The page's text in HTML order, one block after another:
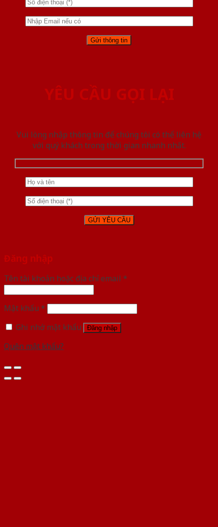
YÊU CẦU GỌI LẠI
Vui lòng nhập thông tin để chúng tôi có thể liên hệ
với quý khách trong thời gian nhanh nhất.
Đăng nhập
Tên tài khoản hoặc địa chỉ email *
Mật khẩu *
Ghi nhớ mật khẩu
Đăng nhập
Quên mật khẩu?